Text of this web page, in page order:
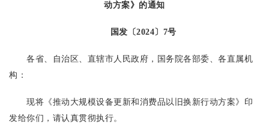
动方案》的通知
国发〔2024〕7号
各省、自治区、直辖市人民政府，国务院各部委、各直属机
构：
现将《推动大规模设备更新和消费品以旧换新行动方案》印
发给你们，请认真贯彻执行。